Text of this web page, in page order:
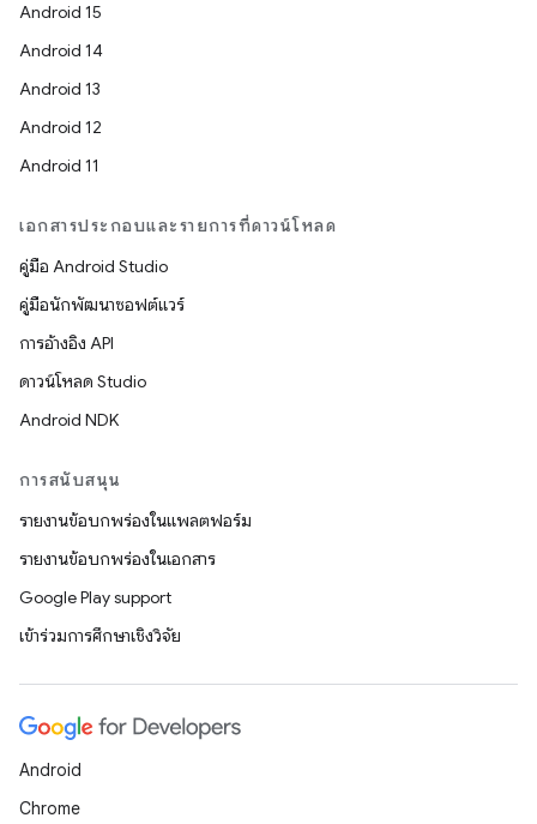
Android 15
Android 14
Android 13
Android 12
Android 11
เอกสารประกอบและรายการที่ดาวน์โหลด
คู่มือ Android Studio
คู่มือนักพัฒนาซอฟต์แวร์
การอ้างอิง API
ดาวน์โหลด Studio
Android NDK
การสนับสนุน
รายงานข้อบกพร่องในแพลตฟอร์ม
รายงานข้อบกพร่องในเอกสาร
Google Play support
เข้าร่วมการศึกษาเชิงวิจัย
Android
Chrome